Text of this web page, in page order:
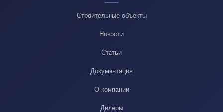
Строительные объекты
Новости
Статьи
Документация
О компании
Дилеры